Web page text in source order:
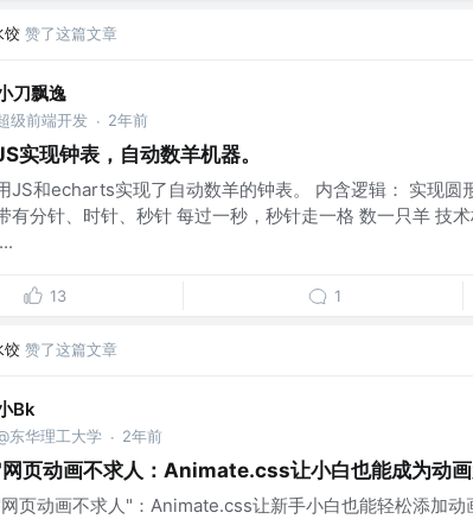
饺 赞了这篇文章
刀飘逸
级前端开发 · 2年前
实现钟表，自动数羊机器。
JS和echarts实现了自动数羊的钟表。 内含逻辑： 实现圆
有分针、时针、秒针 每过一秒，秒针走一格 数一只羊 技
13 1
饺 赞了这篇文章
Bk
东华理工大学 · 2年前
页动画不求人：Animate.css让小白也能成为动
页动画不求人"：Animate.css让新手小白也能轻松添加动